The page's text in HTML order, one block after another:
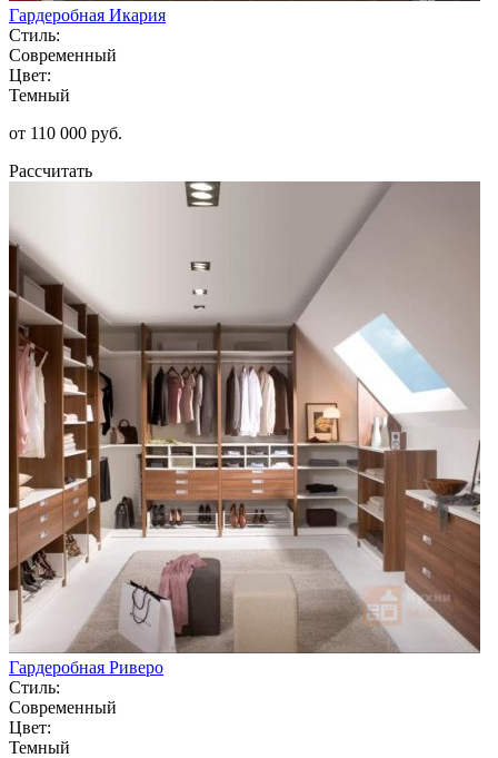
Гардеробная Икария
Стиль:
Современный
Цвет:
Темный
от 110 000 руб.
Рассчитать
Гардеробная Риверо
Стиль:
Современный
Цвет:
Темный